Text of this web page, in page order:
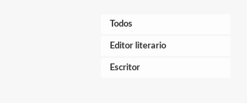
Todos
Editor literario
Escritor